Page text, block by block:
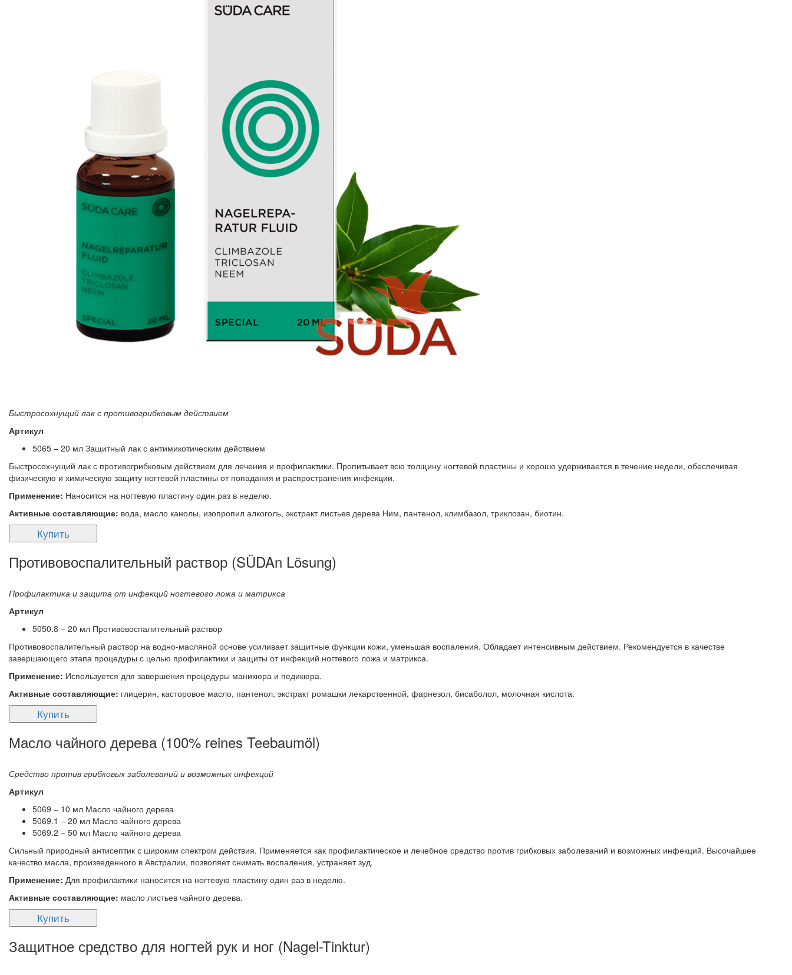
Быстросохнущий лак с противогрибковым действием
Артикул
5065 – 20 мл Защитный лак с антимикотическим действием
Быстросохнущий лак с противогрибковым действием для лечения и профилактики. Пропитывает всю толщину ногтевой пластины и хорошо удерживается в течение недели, обеспечивая
физическую и химическую защиту ногтевой пластины от попадания и распространения инфекции.
Применение: Наносится на ногтевую пластину один раз в неделю.
Активные составляющие: вода, масло канолы, изопропил алкоголь, экстракт листьев дерева Ним, пантенол, климбазол, триклозан, биотин.
Купить
Противовоспалительный раствор (SÜDAn Lösung)
Профилактика и защита от инфекций ногтевого ложа и матрикса
Артикул
5050.8 – 20 мл Противовоспалительный раствор
Противовоспалительный раствор на водно-масляной основе усиливает защитные функции кожи, уменьшая воспаления. Обладает интенсивным действием. Рекомендуется в качестве
завершающего этапа процедуры с целью профилактики и защиты от инфекций ногтевого ложа и матрикса.
Применение: Используется для завершения процедуры маникюра и педикюра.
Активные составляющие: глицерин, касторовое масло, пантенол, экстракт ромашки лекарственной, фарнезол, бисаболол, молочная кислота.
Купить
Масло чайного дерева (100% reines Teebaumöl)
Средство против грибковых заболеваний и возможных инфекций
Артикул
5069 – 10 мл Масло чайного дерева
5069.1 – 20 мл Масло чайного дерева
5069.2 – 50 мл Масло чайного дерева
Сильный природный антисептик с широким спектром действия. Применяется как профилактическое и лечебное средство против грибковых заболеваний и возможных инфекций. Высочайшее
качество масла, произведенного в Австралии, позволяет снимать воспаления, устраняет зуд.
Применение: Для профилактики наносится на ногтевую пластину один раз в неделю.
Активные составляющие: масло листьев чайного дерева.
Купить
Защитное средство для ногтей рук и ног (Nagel-Tinktur)